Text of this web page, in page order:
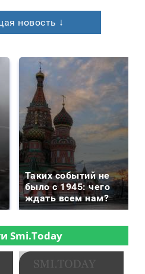
новость ↓
Таких событий не
было с 1945: чего
ждать всем нам?